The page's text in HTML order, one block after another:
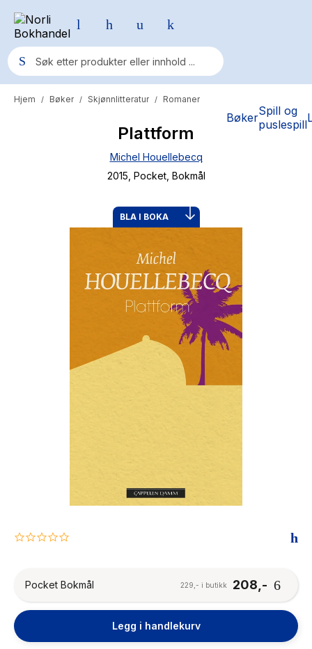
BøkerSpill og
puslespill
Populære søk
Fury Bound - Sable Sorensen
Hypopressiv trening
Hjem / Bøker / Skjønnlitteratur / Romaner
Plattform
Michel Houellebecq
2015 , Pocket, Bokmål
BLA I BOKA
0.0
Pocket Bokmål
208,-
229,- i butikk
Legg i handlekurv